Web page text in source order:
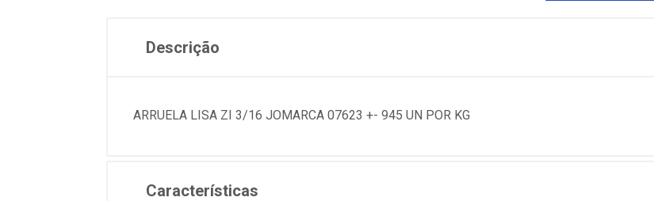
Descrição
ARRUELA LISA ZI 3/16 JOMARCA 07623 +- 945 UN POR KG
Características